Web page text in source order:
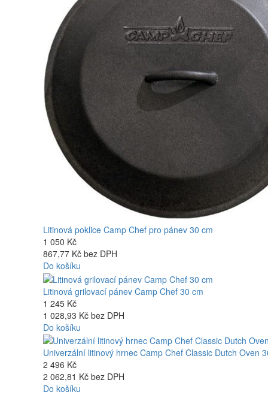
Litinová poklice Camp Chef pro pánev 30 cm
1 050 Kč
867,77 Kč bez DPH
Do košíku
Litinová grilovací pánev Camp Chef 30 cm
1 245 Kč
1 028,93 Kč bez DPH
Do košíku
Univerzální litinový hrnec Camp Chef Classic Dutch Oven
2 496 Kč
2 062,81 Kč bez DPH
Do košíku